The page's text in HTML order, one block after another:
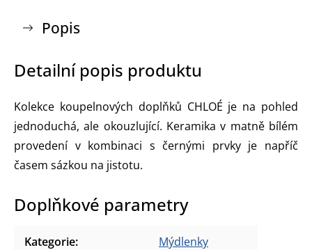
Popis
Detailní popis produktu
Kolekce koupelnových doplňků CHLOÉ je na pohled
jednoduchá, ale okouzlující. Keramika v matně bílém
provedení v kombinaci s černými prvky je napříč
časem sázkou na jistotu.
Doplňkové parametry
Kategorie: Mýdlenky